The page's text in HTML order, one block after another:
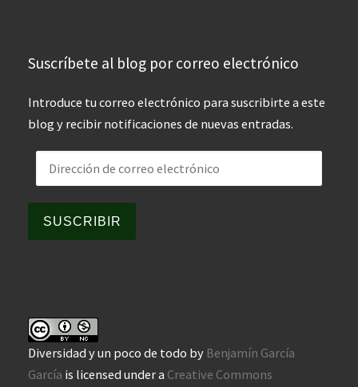
Suscríbete al blog por correo electrónico
Introduce tu correo electrónico para suscribirte a este
blog y recibir notificaciones de nuevas entradas.
Dirección de correo electrónico
SUSCRIBIR
Diversidad y un poco de todo by Benjamín García
García is licensed under a Creative Commons